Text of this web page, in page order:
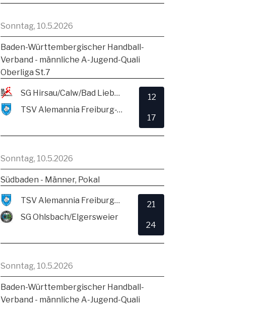
Sonntag, 10.5.2026
Baden-Württembergischer Handball-
Verband - männliche A-Jugend-Quali
Oberliga St.7
SG Hirsau/Calw/Bad Liebenzell
TSV Alemannia Freiburg-Zähringen
12
17
Sonntag, 10.5.2026
Südbaden - Männer, Pokal
TSV Alemannia Freiburg-Zähringen
SG Ohlsbach/Elgersweier
21
24
Sonntag, 10.5.2026
Baden-Württembergischer Handball-
Verband - männliche A-Jugend-Quali